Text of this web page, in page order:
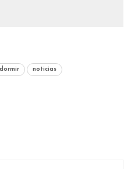
noticias